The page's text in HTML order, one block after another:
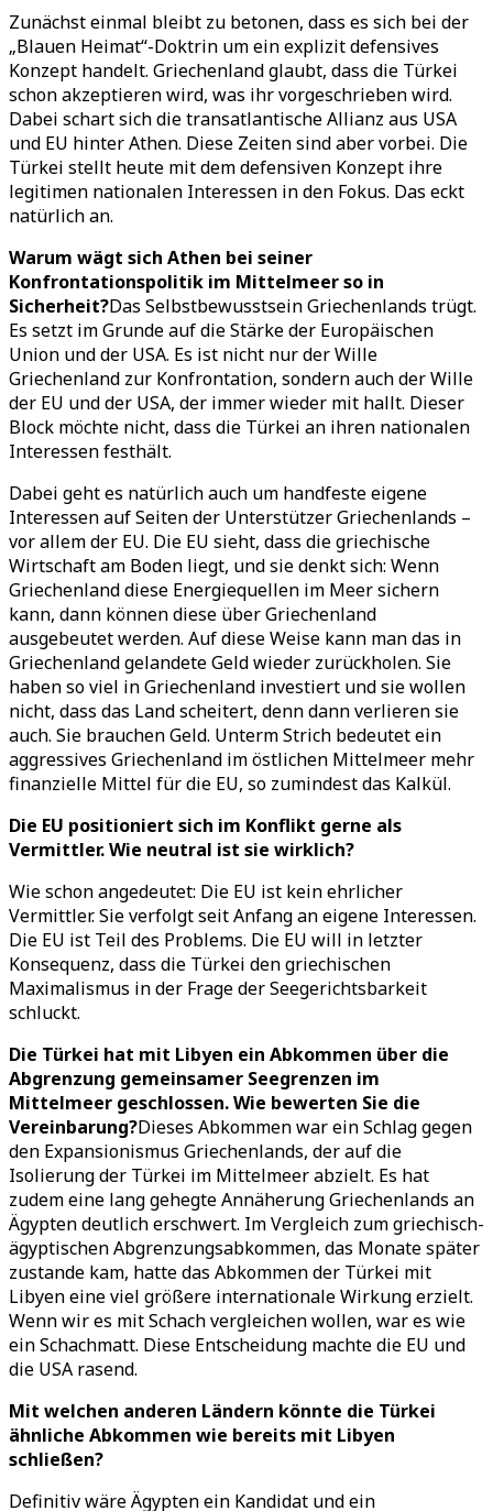
Zunächst einmal bleibt zu betonen, dass es sich bei der
„Blauen Heimat“-Doktrin um ein explizit defensives
Konzept handelt. Griechenland glaubt, dass die Türkei
schon akzeptieren wird, was ihr vorgeschrieben wird.
Dabei schart sich die transatlantische Allianz aus USA
und EU hinter Athen. Diese Zeiten sind aber vorbei. Die
Türkei stellt heute mit dem defensiven Konzept ihre
legitimen nationalen Interessen in den Fokus. Das eckt
natürlich an.
Warum wägt sich Athen bei seiner
Konfrontationspolitik im Mittelmeer so in
Sicherheit?Das Selbstbewusstsein Griechenlands trügt.
Es setzt im Grunde auf die Stärke der Europäischen
Union und der USA. Es ist nicht nur der Wille
Griechenland zur Konfrontation, sondern auch der Wille
der EU und der USA, der immer wieder mit hallt. Dieser
Block möchte nicht, dass die Türkei an ihren nationalen
Interessen festhält.
Dabei geht es natürlich auch um handfeste eigene
Interessen auf Seiten der Unterstützer Griechenlands –
vor allem der EU. Die EU sieht, dass die griechische
Wirtschaft am Boden liegt, und sie denkt sich: Wenn
Griechenland diese Energiequellen im Meer sichern
kann, dann können diese über Griechenland
ausgebeutet werden. Auf diese Weise kann man das in
Griechenland gelandete Geld wieder zurückholen. Sie
haben so viel in Griechenland investiert und sie wollen
nicht, dass das Land scheitert, denn dann verlieren sie
auch. Sie brauchen Geld. Unterm Strich bedeutet ein
aggressives Griechenland im östlichen Mittelmeer mehr
finanzielle Mittel für die EU, so zumindest das Kalkül.
Die EU positioniert sich im Konflikt gerne als
Vermittler. Wie neutral ist sie wirklich?
Wie schon angedeutet: Die EU ist kein ehrlicher
Vermittler. Sie verfolgt seit Anfang an eigene Interessen.
Die EU ist Teil des Problems. Die EU will in letzter
Konsequenz, dass die Türkei den griechischen
Maximalismus in der Frage der Seegerichtsbarkeit
schluckt.
Die Türkei hat mit Libyen ein Abkommen über die
Abgrenzung gemeinsamer Seegrenzen im
Mittelmeer geschlossen. Wie bewerten Sie die
Vereinbarung?Dieses Abkommen war ein Schlag gegen
den Expansionismus Griechenlands, der auf die
Isolierung der Türkei im Mittelmeer abzielt. Es hat
zudem eine lang gehegte Annäherung Griechenlands an
Ägypten deutlich erschwert. Im Vergleich zum griechisch-
ägyptischen Abgrenzungsabkommen, das Monate später
zustande kam, hatte das Abkommen der Türkei mit
Libyen eine viel größere internationale Wirkung erzielt.
Wenn wir es mit Schach vergleichen wollen, war es wie
ein Schachmatt. Diese Entscheidung machte die EU und
die USA rasend.
Mit welchen anderen Ländern könnte die Türkei
ähnliche Abkommen wie bereits mit Libyen
schließen?
Definitiv wäre Ägypten ein Kandidat und ein